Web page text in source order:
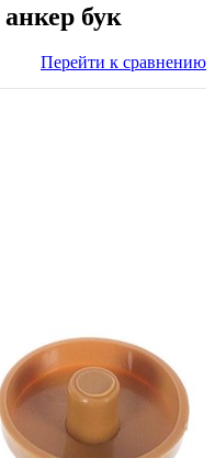
бук
Перейти к сравнению